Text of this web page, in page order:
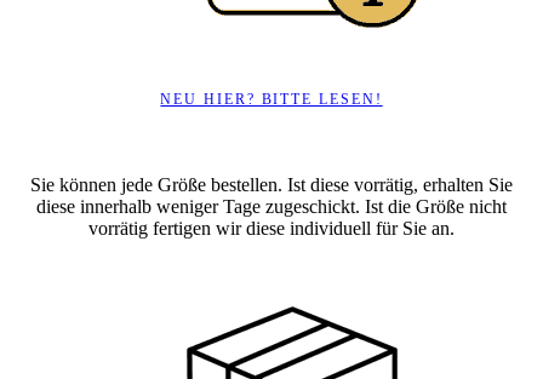
NEU HIER? BITTE LESEN!
Sie können jede Größe bestellen. Ist diese vorrätig, erhalten Sie
diese innerhalb weniger Tage zugeschickt. Ist die Größe nicht
vorrätig fertigen wir diese individuell für Sie an.